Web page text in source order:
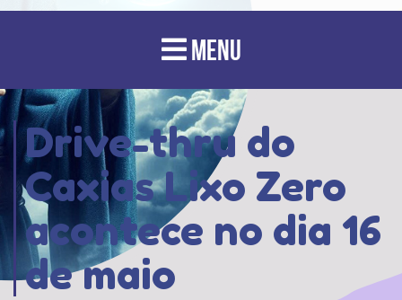
MENU
Drive-thru do
Caxias Lixo Zero
acontece no dia 16
de maio